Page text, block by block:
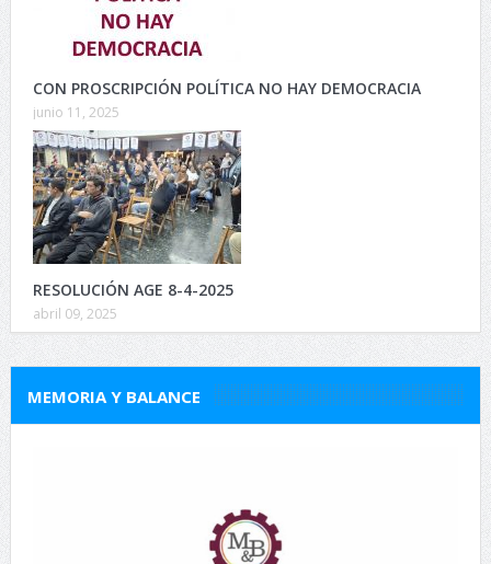
CON PROSCRIPCIÓN POLÍTICA NO HAY DEMOCRACIA
junio 11, 2025
RESOLUCIÓN AGE 8-4-2025
abril 09, 2025
MEMORIA Y BALANCE